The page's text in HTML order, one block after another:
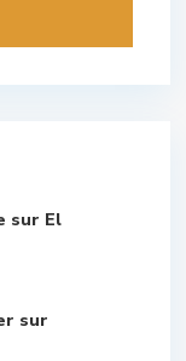
sur El
sur